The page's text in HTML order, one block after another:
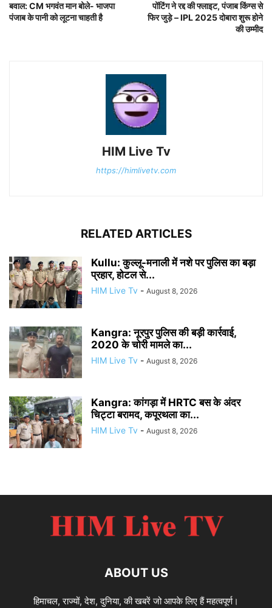
बवाल: CM भगवंत मान बोले- भाजपा
पंजाब के पानी को लूटना चाहती है
पोंटिंग ने रद्द की फ्लाइट, पंजाब किंग्स से
फिर जुड़े – IPL 2025 दोबारा शुरू होने
की उम्मीद
HIM Live Tv
https://himlivetv.com
RELATED ARTICLES
Kullu: कुल्लू-मनाली में नशे पर पुलिस का बड़ा
प्रहार, होटल से...
HIM Live Tv - August 8, 2026
Kangra: नूरपुर पुलिस की बड़ी कार्रवाई,
2020 के चोरी मामले का...
HIM Live Tv - August 8, 2026
Kangra: कांगड़ा में HRTC बस के अंदर
चिट्टा बरामद, कपूरथला का...
HIM Live Tv - August 8, 2026
ABOUT US
हिमाचल, राज्यों, देश, दुनिया, की खबरें जो आपके लिए हैं महत्वपूर्ण।